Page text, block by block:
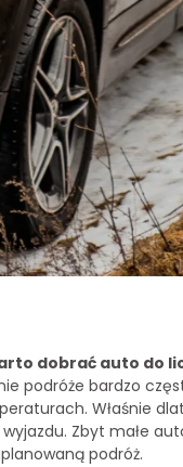
dobrać auto do
podróże bardzo
Właśnie
Zbyt małe
podróż.